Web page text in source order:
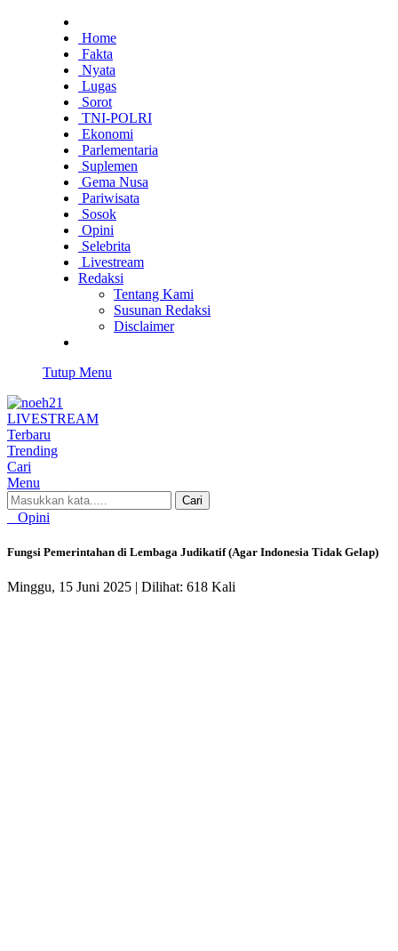
Home
Fakta
Nyata
Lugas
Sorot
TNI-POLRI
Ekonomi
Parlementaria
Suplemen
Gema Nusa
Pariwisata
Sosok
Opini
Selebrita
Livestream
Redaksi
Tentang Kami
Susunan Redaksi
Disclaimer
Tutup Menu
LIVESTREAM
Terbaru
Trending
Cari
Menu
Cari
Opini
Fungsi Pemerintahan di Lembaga Judikatif (Agar Indonesia Tidak Gelap)
Minggu, 15 Juni 2025 | Dilihat: 618 Kali